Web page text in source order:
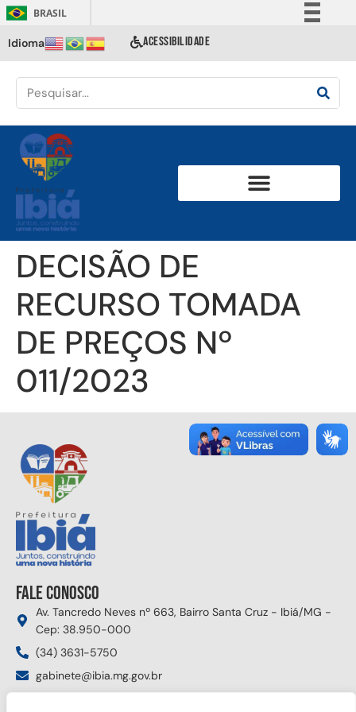
BRASIL
Comunica BR
Acesso à informação
Idioma ACESSIBILIDADE
DECISÃO DE
RECURSO TOMADA
DE PREÇOS Nº
011/2023
Fale conosco
Av. Tancredo Neves nº 663, Bairro Santa Cruz - Ibiá/MG -
Cep: 38.950-000
(34) 3631-5750
gabinete@ibia.mg.gov.br